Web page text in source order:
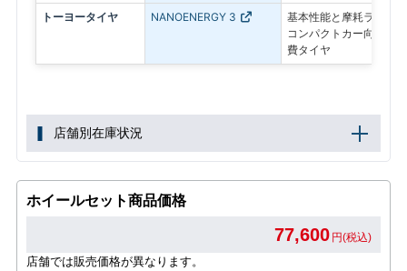
トーヨータイヤ NANOENERGY 3
基本性能と摩耗ライフ
コンパクトカー向けの
費タイヤ
店舗別在庫状況
ホイールセット商品価格
77,600 円(税込)
店舗では販売価格が異なります。